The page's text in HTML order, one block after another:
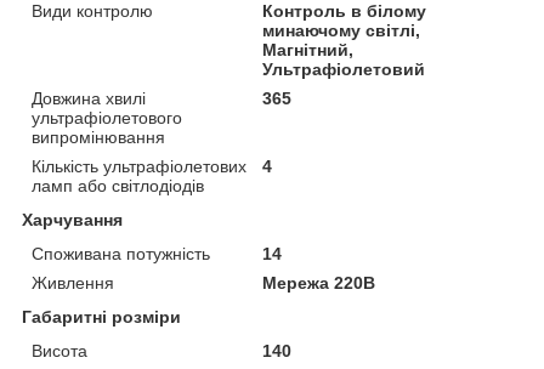
Види контролю
Контроль в білому
минаючому світлі,
Магнітний,
Ультрафіолетовий
Довжина хвилі
ультрафіолетового
випромінювання
365
Кількість ультрафіолетових
ламп або світлодіодів
4
Харчування
Споживана потужність
14
Живлення
Мережа 220В
Габаритні розміри
Висота
140